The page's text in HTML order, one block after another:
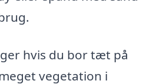
hvis du bor tæt på
vegetation i